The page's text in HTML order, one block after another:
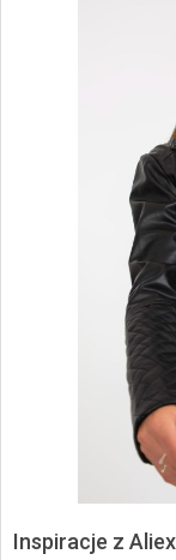
Inspiracje z